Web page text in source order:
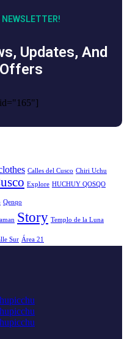
Updates, And
Calles del Cusco Chiri Uchu
Explore HUCHUY QOSQO
Qenqo
Story Templo de la Luna
Sur Área 21